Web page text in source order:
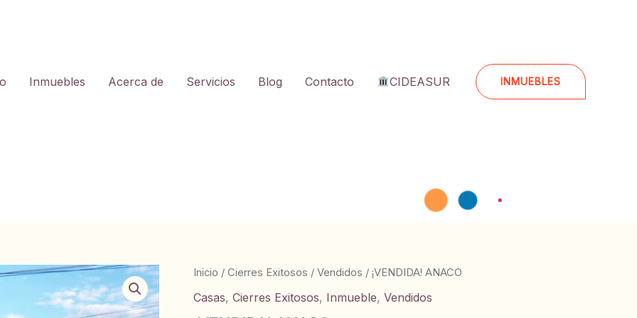
Inmuebles Acerca de Servicios Blog Contacto CIDEASUR INMUEBLES
Inicio / Cierres Exitosos / Vendidos / ¡VENDIDA! ANACO
Casas, Cierres Exitosos, Inmueble, Vendidos